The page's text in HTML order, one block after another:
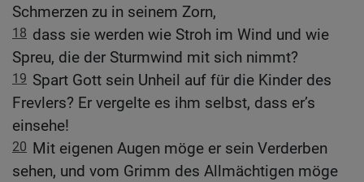
Schmerzen zu in seinem Zorn,
18 dass sie werden wie Stroh im Wind und wie
Spreu, die der Sturmwind mit sich nimmt?
19 Spart Gott sein Unheil auf für die Kinder des
Frevlers? Er vergelte es ihm selbst, dass er’s
einsehe!
20 Mit eigenen Augen möge er sein Verderben
sehen, und vom Grimm des Allmächtigen möge